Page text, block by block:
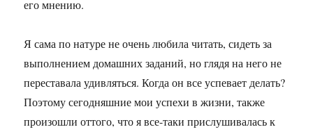
его мнению.
Я сама по натуре не очень любила читать, сидеть за
выполнением домашних заданий, но глядя на него не
переставала удивляться. Когда он все успевает делать?
Поэтому сегодняшние мои успехи в жизни, также
произошли оттого, что я все-таки прислушивалась к